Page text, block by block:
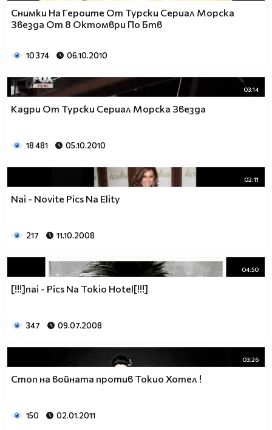
Снимки На Героите От Турски Сериал Морска
Звезда От 8 Октомври По Бтв
10 374 06.10.2010
03:14
Кадри От Турски Сериал Морска Звезда
18 481 05.10.2010
02:11
Nai - Novite Pics Na Elity
217 11.10.2008
04:50
[!!!]nai - Pics Na Tokio Hotel[!!!]
347 09.07.2008
03:26
Стоп на войната против Токио Хотел !
150 02.01.2011